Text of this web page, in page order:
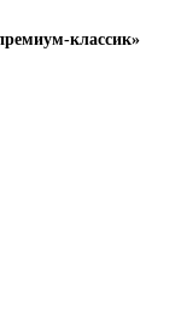
классик»